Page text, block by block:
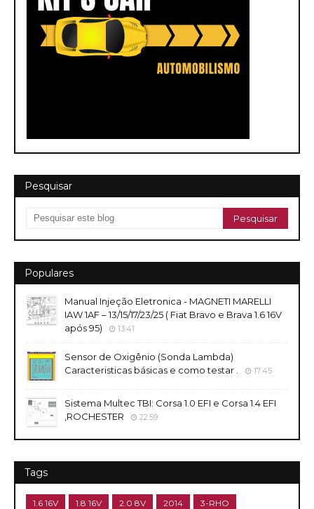
Pesquisar
Populares
Manual Injeção Eletronica - MAGNETI MARELLI
IAW 1AF – 13/15/17/23/25 ( Fiat Bravo e Brava 1.6 16V
após 95)
13:41
Sensor de Oxigênio (Sonda Lambda)
Caracteristicas básicas e como testar .
17:45
Sistema Multec TBI: Corsa 1.0 EFI e Corsa 1.4 EFI
,ROCHESTER
22:59
Tags
1.6 16V 1.8 16V 2.0 8V 2014 3-RHO